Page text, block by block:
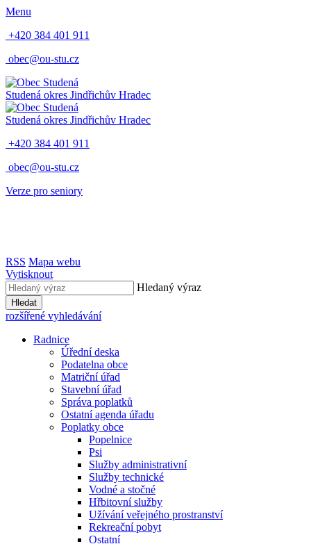
Menu
+420 384 401 911
obec@ou-stu.cz
Studená okres Jindřichův Hradec
Studená okres Jindřichův Hradec
+420 384 401 911
obec@ou-stu.cz
Verze pro seniory
RSS Mapa webu
Vytisknout
Hledaný výraz
Hledat
rozšířené vyhledávání
Radnice
Úřední deska
Podatelna obce
Matriční úřad
Stavební úřad
Správa poplatků
Ostatní agenda úřadu
Poplatky obce
Popelnice
Psi
Služby administrativní
Služby technické
Vodné a stočné
Hřbitovní služby
Užívání veřejného prostranství
Rekreační pobyt
Ostatní